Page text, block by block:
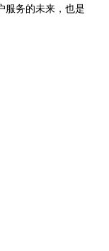
服务的未来，也是